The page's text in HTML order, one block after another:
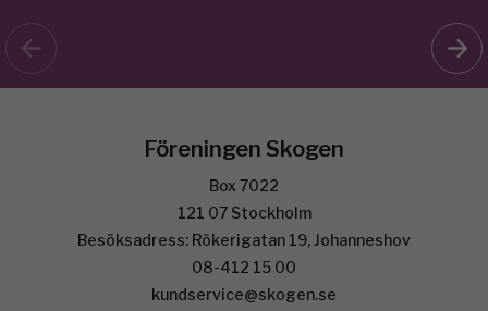
Föreningen Skogen
Box 7022
121 07 Stockholm
Besöksadress: Rökerigatan 19, Johanneshov
08-412 15 00
kundservice@skogen.se